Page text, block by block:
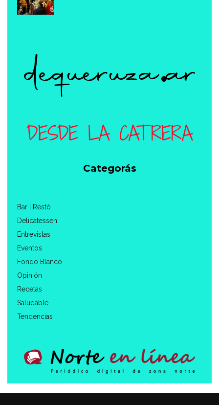
Categorás
Bar | Restó
Delicatessen
Entrevistas
Eventos
Fondo Blanco
Opinión
Recetas
Saludable
Tendencias